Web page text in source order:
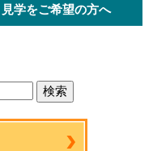
見学をご希望の方へ